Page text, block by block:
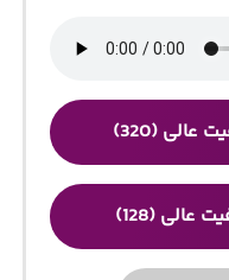
عالی (320)
عالی (128)